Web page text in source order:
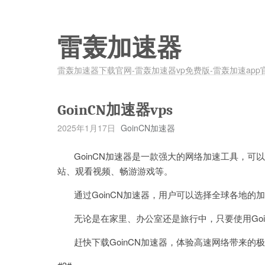
雷轰加速器
雷轰加速器下载官网-雷轰加速器vp免费版-雷轰加速app
GoinCN加速器vps
2025年1月17日 GoinCN加速器
GoinCN加速器是一款强大的网络加速工具，可
站、观看视频、畅游游戏等。
通过GoinCN加速器，用户可以选择全球各地的
无论是在家里、办公室还是旅行中，只要使用
赶快下载GoinCN加速器，体验高速网络带来的